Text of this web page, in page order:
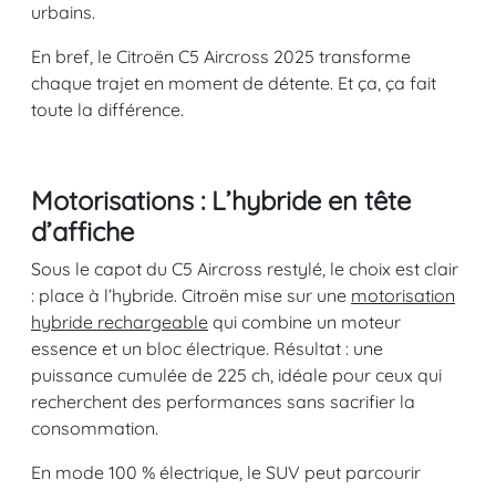
urbains.
En bref, le Citroën C5 Aircross 2025 transforme
chaque trajet en moment de détente. Et ça, ça fait
toute la différence.
Motorisations : L’hybride en tête
d’affiche
Sous le capot du C5 Aircross restylé, le choix est clair
: place à l’hybride. Citroën mise sur une motorisation
hybride rechargeable qui combine un moteur
essence et un bloc électrique. Résultat : une
puissance cumulée de 225 ch, idéale pour ceux qui
recherchent des performances sans sacrifier la
consommation.
En mode 100 % électrique, le SUV peut parcourir